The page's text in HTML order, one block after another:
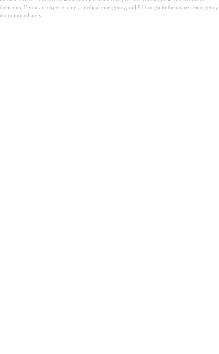
decisions. If you are experiencing a medical emergency, call 911 or go to the nearest emergency
room immediately.